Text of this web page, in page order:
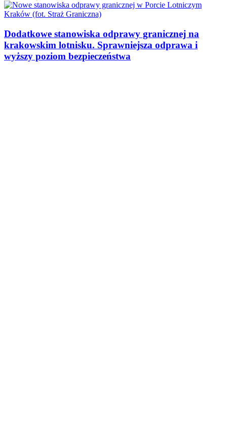
Dodatkowe stanowiska odprawy granicznej na
krakowskim lotnisku. Sprawniejsza odprawa i
wyższy poziom bezpieczeństwa